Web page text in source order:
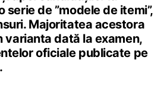
de ”modele de itemi”,
Majoritatea acestora
varianta dată la examen,
oficiale publicate pe